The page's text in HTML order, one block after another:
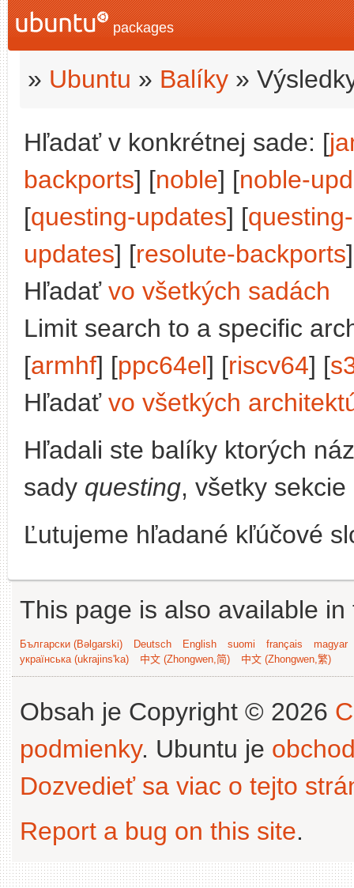
packages
» Ubuntu » Balíky »
Hľadať v konkrétnej sade: [
backports] [noble] [noble-
[questing-updates] [
updates] [resolute-backports
Hľadať vo všetkých sadách
Limit search to a specific
[armhf] [ppc64el] [riscv64] [
Hľadať vo všetkých
Hľadali ste balíky ktorých
sady questing, všetky
Ľutujeme hľadané kľúčové
This page is also available
Български (Bəlgarski) Deutsch English suomi français
magyar
українська (ukrajins'ka)
中文 (Zhongwen,简) 中文 (Zhongwen,繁)
Obsah je Copyright © 2026
podmienky. Ubuntu je
Dozvedieť sa viac o tejto
Report a bug on this site.